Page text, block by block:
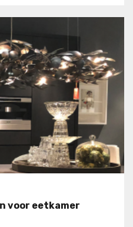
voor eetkamer